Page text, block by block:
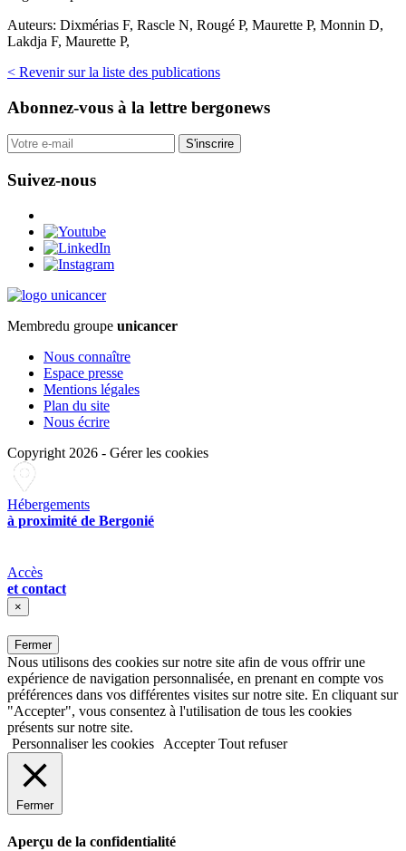
Auteurs: Dixmérias F, Rascle N, Rougé P, Maurette P, Monnin D,
Lakdja F, Maurette P,
< Revenir sur la liste des publications
Abonnez-vous à la lettre bergonews
S'inscrire
Suivez-nous
Membredu groupe unicancer
Nous connaître
Espace presse
Mentions légales
Plan du site
Nous écrire
Copyright 2026 - Gérer les cookies
Hébergements
à proximité de Bergonié
Accès
et contact
×
Fermer
Nous utilisons des cookies sur notre site afin de vous offrir une
expérience de navigation personnalisée, en prenant en compte vos
préférences dans vos différentes visites sur notre site. En cliquant sur
"Accepter", vous consentez à l'utilisation de tous les cookies
présents sur notre site.
Personnaliser les cookies
Accepter Tout refuser
Fermer
Aperçu de la confidentialité